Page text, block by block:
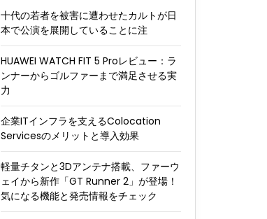
十代の若者を被害に遭わせたカルトが日
本で公演を展開していることに注
HUAWEI WATCH FIT 5 Proレビュー：ラ
ンナーからゴルファーまで満足させる実
力
企業ITインフラを支えるColocation
Servicesのメリットと導入効果
軽量チタンと3Dアンテナ搭載、ファーウ
ェイから新作「GT Runner 2」が登場！
気になる機能と発売情報をチェック